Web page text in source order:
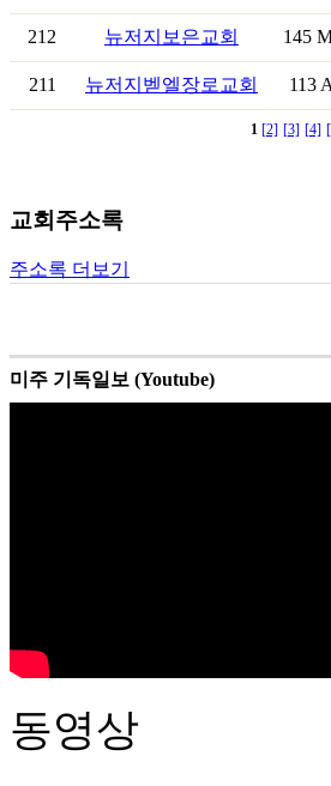
212 뉴저지보은교회 145
211 뉴저지벧엘장로교회 113
1 [2] [3] [4]
교회주소록
주소록 더보기
미주 기독일보 (Youtube)
동영상